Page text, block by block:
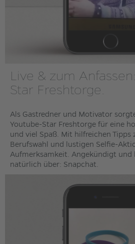
Live & zum
Star Freshtorge.
Als Gastredner und Motivator
Youtube-Star Freshtorge für eine
und viel Spaß. Mit hilfreichen Tipps
Berufswahl und lustigen Selfie-
Aufmerksamkeit. Angekündigt und
natürlich über: Snapchat.